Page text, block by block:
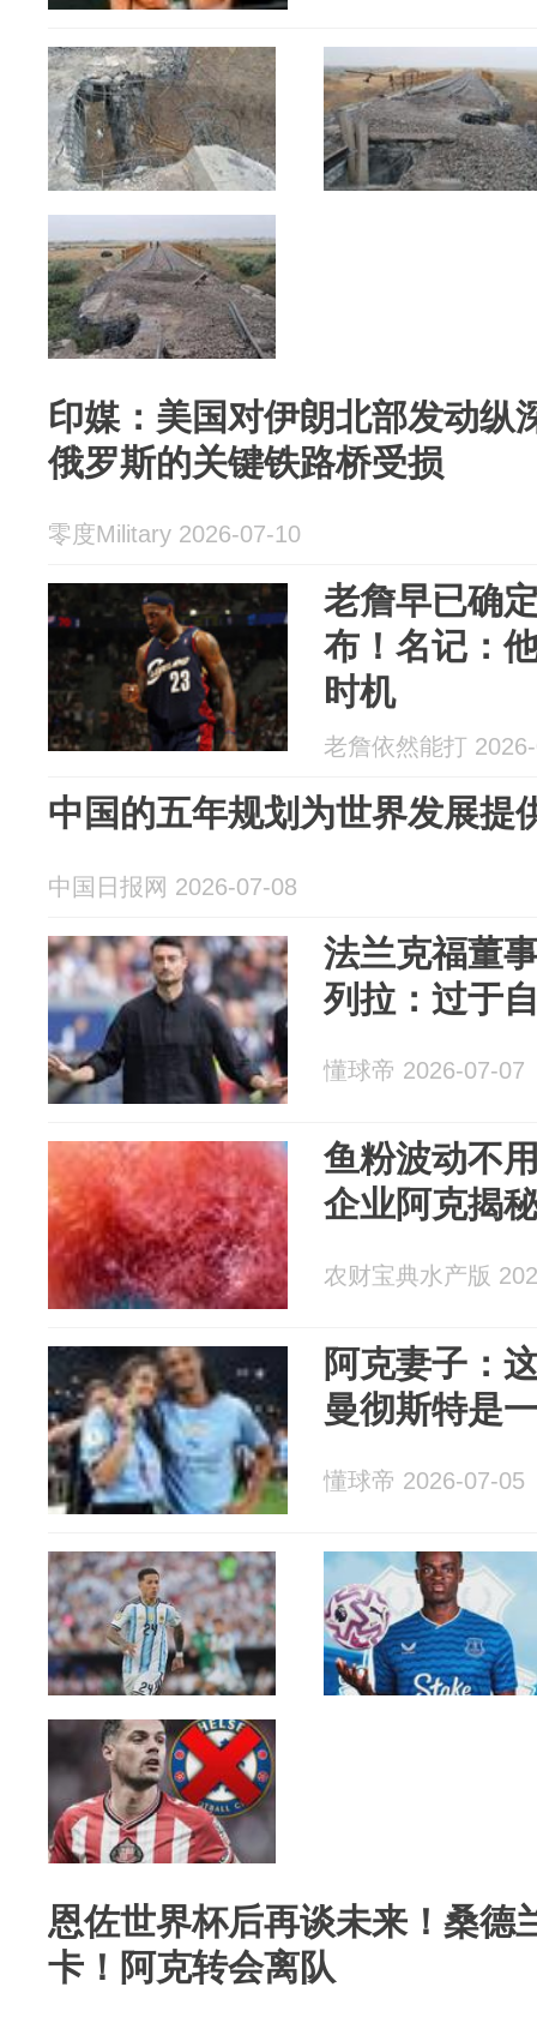
印媒：美国对伊朗北部发动纵
俄罗斯的关键铁路桥受损
零度Military 2026-07-10
老詹早已确
布！名记：
时机
老詹依然能打
中国的五年规划为世界发展提
中国日报网 2026-07-08
法兰克福董
列拉：过于
懂球帝 2026-07-07
鱼粉波动不
企业阿克揭
农财宝典水产版
阿克妻子：
曼彻斯特是
懂球帝 2026-07-05
恩佐世界杯后再谈未来！桑德
卡！阿克转会离队